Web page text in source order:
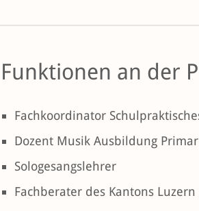
Funktionen an der
Fachkoordinator
Dozent Musik Ausbildung Primar
Sologesangslehrer
Fachberater des Kantons Luzern